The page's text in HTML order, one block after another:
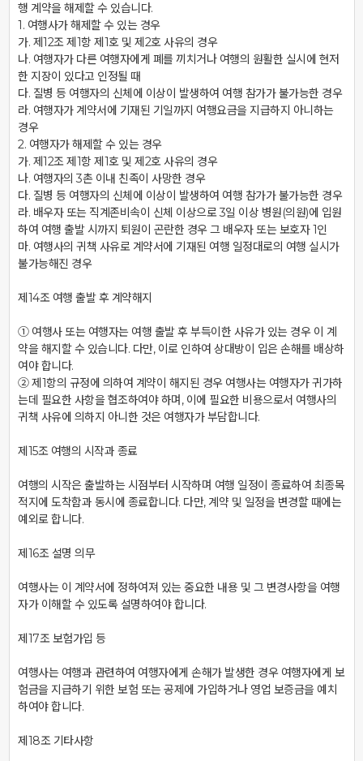
행 계약을 해제할 수 있습니다.
1. 여행사가 해제할 수 있는 경우
가. 제12조 제1항 제1호 및 제2호 사유의 경우
나. 여행자가 다른 여행자에게 폐를 끼치거나 여행의 원활한 실시에 현저
한 지장이 있다고 인정될 때
다. 질병 등 여행자의 신체에 이상이 발생하여 여행 참가가 불가능한 경우
라. 여행자가 계약서에 기재된 기일까지 여행요금을 지급하지 아니하는
경우
2. 여행자가 해제할 수 있는 경우
가. 제12조 제1항 제1호 및 제2호 사유의 경우
나. 여행자의 3촌 이내 친족이 사망한 경우
다. 질병 등 여행자의 신체에 이상이 발생하여 여행 참가가 불가능한 경우
라. 배우자 또는 직계존비속이 신체 이상으로 3일 이상 병원(의원)에 입원
하여 여행 출발 시까지 퇴원이 곤란한 경우 그 배우자 또는 보호자 1인
마. 여행사의 귀책 사유로 계약서에 기재된 여행 일정대로의 여행 실시가
불가능해진 경우
제14조 여행 출발 후 계약해지
① 여행사 또는 여행자는 여행 출발 후 부득이한 사유가 있는 경우 이 계
약을 해지할 수 있습니다. 다만, 이로 인하여 상대방이 입은 손해를 배상하
여야 합니다.
② 제1항의 규정에 의하여 계약이 해지된 경우 여행사는 여행자가 귀가하
는데 필요한 사항을 협조하여야 하며, 이에 필요한 비용으로서 여행사의
귀책 사유에 의하지 아니한 것은 여행자가 부담합니다.
제15조 여행의 시작과 종료
여행의 시작은 출발하는 시점부터 시작하며 여행 일정이 종료하여 최종목
적지에 도착함과 동시에 종료합니다. 다만, 계약 및 일정을 변경할 때에는
예외로 합니다.
제16조 설명 의무
여행사는 이 계약서에 정하여져 있는 중요한 내용 및 그 변경사항을 여행
자가 이해할 수 있도록 설명하여야 합니다.
제17조 보험가입 등
여행사는 여행과 관련하여 여행자에게 손해가 발생한 경우 여행자에게 보
험금을 지급하기 위한 보험 또는 공제에 가입하거나 영업 보증금을 예치
하여야 합니다.
제18조 기타사항